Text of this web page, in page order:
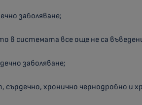
заболяване;
в системата все още не са
заболяване;
сърдечно, хронично чернодробно и